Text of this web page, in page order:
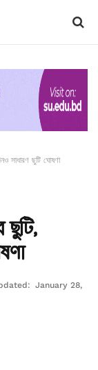
সাধারণ ছুটি ঘোষণা
ছুটি,
January 28,